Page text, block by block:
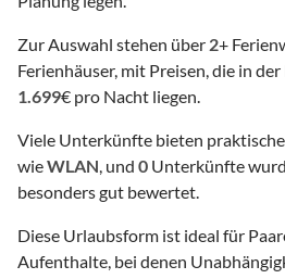
Zur Auswahl stehen über 2+
Ferienhäuser, mit Preisen, die in der
1.699€ pro Nacht liegen.
Viele Unterkünfte bieten
wieWLAN, und 0 Unterkünfte
besonders gut bewertet.
Diese Urlaubsform ist ideal für
Aufenthalte, bei denen